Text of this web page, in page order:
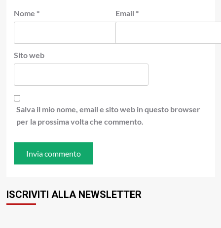
Nome * Email *
Sito web
Salva il mio nome, email e sito web in questo browser
per la prossima volta che commento.
ISCRIVITI ALLA NEWSLETTER